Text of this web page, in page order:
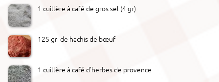
1 cuillère à café de gros sel (4 gr)
125 gr de hachis de bœuf
1 cuillère à café d'herbes de provence